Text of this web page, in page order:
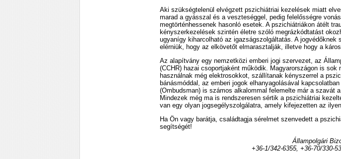
Aki szükségtelenül elvégzett pszichiátriai kezelések miatt
marad a gyásszal és a veszteséggel, pedig felelősségre
megtörténhessenek hasonló esetek. A pszichiátriákon átélt
kényszerkezelések szintén életre szóló megrázkódtatást
ugyanígy kiharcolható az igazságszolgáltatás. A jogvédőknek
elérniük, hogy az elkövetőt elmarasztalják, illetve hogy a
Az alapítvány egy nemzetközi emberi jogi szervezet, az
(CCHR) hazai csoportjaként működik. Magyarországon is sok
használnak még elektrosokkot, szállítanak kényszerrel a
bánásmóddal, az emberi jogok elhanyagolásával
(Ombudsman) is számos alkalommal felemelte már a szavát
Mindezek még ma is rendszeresen sértik a pszichiátriai
van egy olyan jogsegélyszolgálatra, amely kifejezetten az
Ha Ön vagy barátja, családtagja sérelmet szenvedett a
segítségét!
Állampolgári
+36-1/342-6355, +36-70/330-